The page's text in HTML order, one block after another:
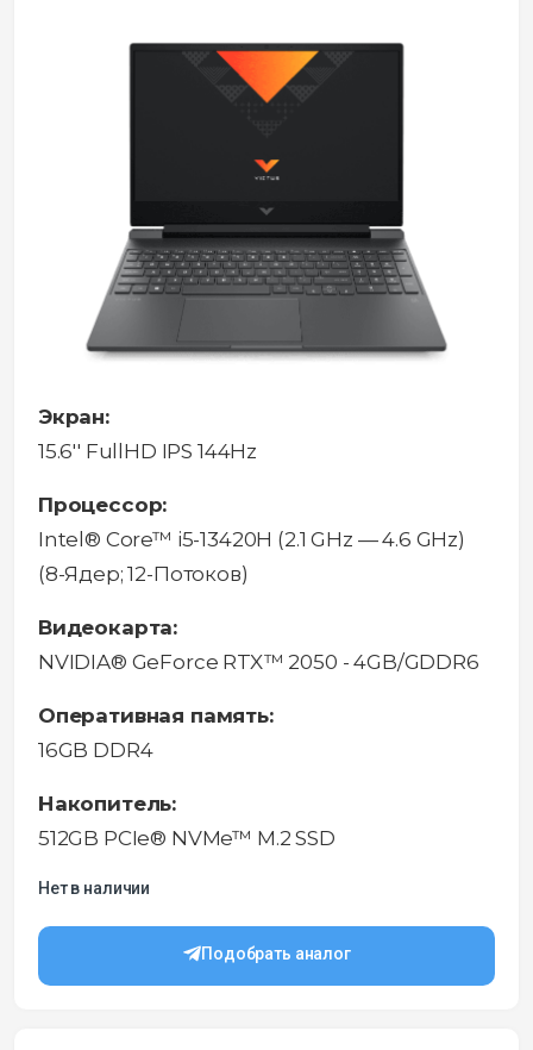
Экран:
15.6'' FullHD IPS 144Hz
Процессор:
Intel® Core™ i5-13420H (2.1 GHz — 4.6 GHz)
(8-Ядeр; 12-Потоков)
Видеокарта:
NVIDIA® GeForce RTX™ 2050 - 4GB/GDDR6
Оперативная память:
16GB DDR4
Накопитель:
512GB PCIe® NVMe™ M.2 SSD
Нет в наличии
Подобрать аналог